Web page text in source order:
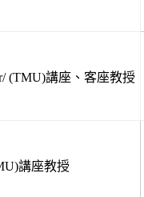
(TMU)講座、客座教授
講座教授